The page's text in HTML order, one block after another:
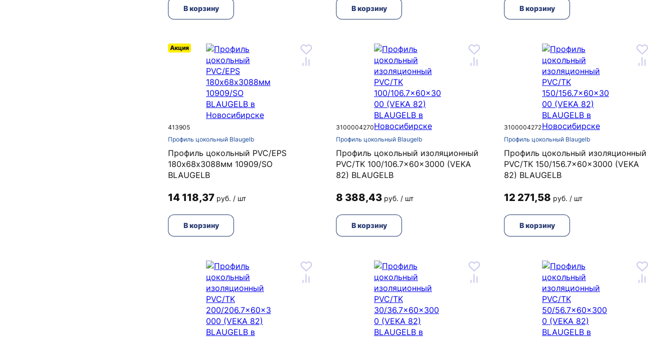
В корзину В корзину В корзину
413905
Профиль цокольный Blaugelb
Акция
Профиль цокольный PVC/EPS
180х68х3088мм 10909/SO
BLAUGELB
14 118,37 руб. / шт
В корзину
3100004270
Профиль цокольный Blaugelb
Профиль цокольный изоляционный
PVC/TK 100/106.7x60x3000 (VEKA
82) BLAUGELB
8 388,43 руб. / шт
В корзину
3100004272
Профиль цокольный Blaugelb
Профиль цокольный изоляционный
PVC/TK 150/156.7x60x3000 (VEKA
82) BLAUGELB
12 271,58 руб. / шт
В корзину